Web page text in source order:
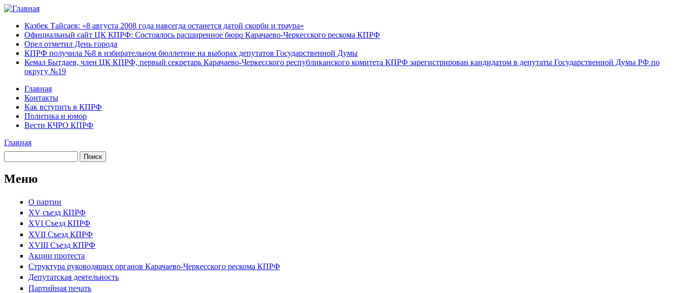
Перейти к основному содержанию
Черкесское
республиканское
отделение
Коммунистической
партии Российской
Федерации
аргументы,
факты
Казбек Тайсаев: «8 августа 2008 года навсегда останется датой скорби и траура»
Официальный сайт ЦК КПРФ: Состоялось расширенное бюро Карачаево-Черкесского рескома КПРФ
Орел отметил День города
КПРФ получила №8 в избирательном бюллетене на выборах депутатов Государственной Думы
Кемал Бытдаев, член ЦК КПРФ, первый секретарь Карачаево-Черкесского республиканского комитета КПРФ зарегистрирован кандидатом в депутаты Государственной Думы РФ по
округу №19
Главное меню
Главная
Контакты
Как вступить в КПРФ
Политика и юмор
Вести КЧРО КПРФ
Вы здесь
Главная
Меню
О партии
XV съезд КПРФ
XVI Съезд КПРФ
XVII Cъезд КПРФ
XVIII Cъезд КПРФ
Акции протеста
Структура руководящих органов Карачаево-Черкесского рескома КПРФ
Депутатская деятельность
Партийная печать